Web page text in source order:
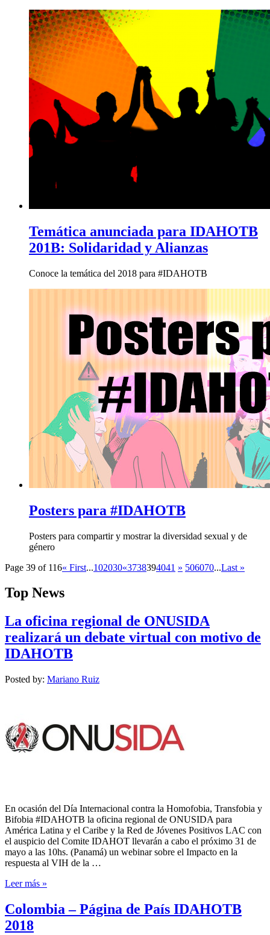
Temática anunciada para IDAHOTB
201B: Solidaridad y Alianzas
Conoce la temática del 2018 para #IDAHOTB
Posters para #IDAHOTB
Posters para compartir y mostrar la diversidad sexual y de
género
Page 39 of 116« First...102030«3738394041 » 506070...Last »
Top News
La oficina regional de ONUSIDA
realizará un debate virtual con motivo de
IDAHOTB
Posted by: Mariano Ruiz
En ocasión del Día Internacional contra la Homofobia, Transfobia y
Bifobia #IDAHOTB la oficina regional de ONUSIDA para
América Latina y el Caribe y la Red de Jóvenes Positivos LAC con
el auspicio del Comite IDAHOT llevarán a cabo el próximo 31 de
mayo a las 10hs. (Panamá) un webinar sobre el Impacto en la
respuesta al VIH de la …
Leer más »
Colombia – Página de País IDAHOTB
2018